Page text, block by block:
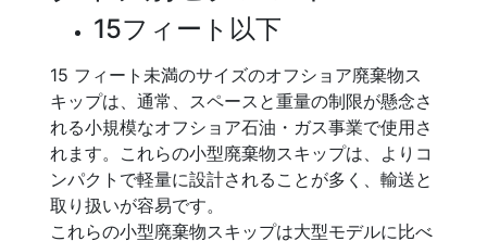
15フィート以下
15 フィート未満のサイズのオフショア廃棄物ス
キップは、通常、スペースと重量の制限が懸念さ
れる小規模なオフショア石油・ガス事業で使用さ
れます。これらの小型廃棄物スキップは、よりコ
ンパクトで軽量に設計されることが多く、輸送と
取り扱いが容易です。
これらの小型廃棄物スキップは大型モデルに比べ